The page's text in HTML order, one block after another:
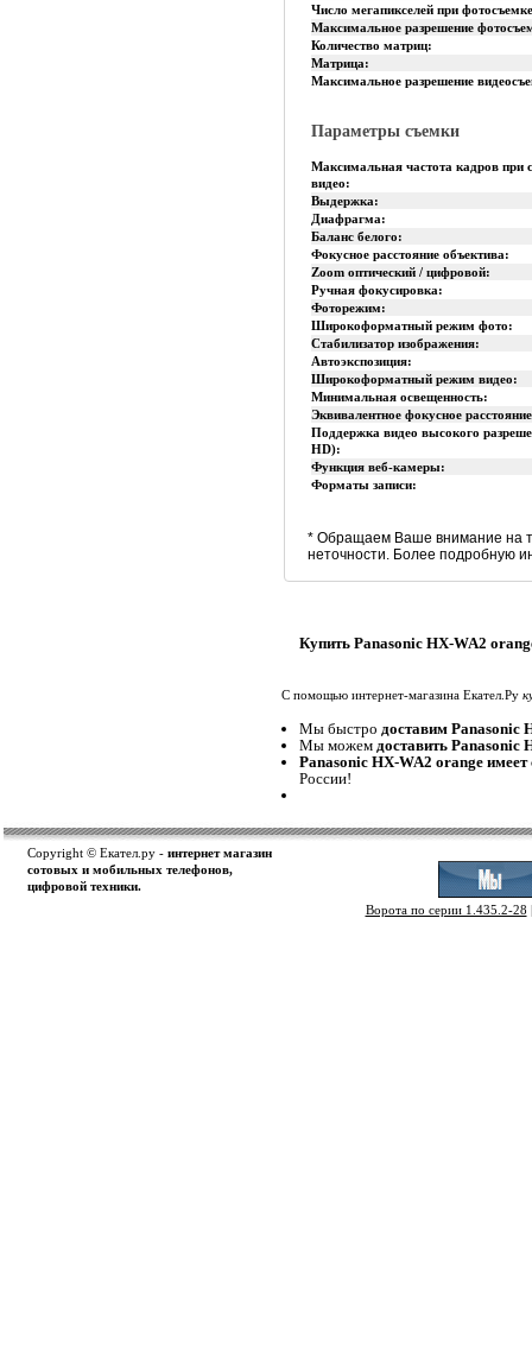
Число мегапикселей при
Максимальное разрешение
Количество матриц:
Матрица:
Максимальное разрешение
Параметры съемки
Максимальная частота кадров при
видео:
Выдержка:
Диафрагма:
Баланс белого:
Фокусное расстояние объектива:
Zoom оптический / цифровой:
Ручная фокусировка:
Фоторежим:
Широкоформатный режим фото:
Стабилизатор изображения:
Автоэкспозиция:
Широкоформатный режим видео:
Минимальная освещенность:
Эквивалентное фокусное
Поддержка видео высокого
HD):
Функция веб-камеры:
Форматы записи:
* Обращаем Ваше внимание на
неточности. Более подробную
Купить Panasonic HX-WA2
С помощью интернет-магазина Екател.Ру
Мы быстро доставим Panasonic
Мы можем доставить Panasonic
Panasonic HX-WA2 orange имеет
России!
Copyright © Екател.ру - интернет магазин
сотовых и мобильных телефонов,
цифровой техники.
Ворота по серии 1.435.2-28